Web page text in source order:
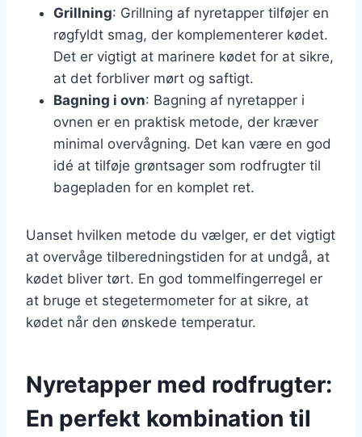
Grillning: Grillning af nyretapper tilføjer en
røgfyldt smag, der komplementerer kødet.
Det er vigtigt at marinere kødet for at sikre,
at det forbliver mørt og saftigt.
Bagning i ovn: Bagning af nyretapper i
ovnen er en praktisk metode, der kræver
minimal overvågning. Det kan være en god
idé at tilføje grøntsager som rodfrugter til
bagepladen for en komplet ret.
Uanset hvilken metode du vælger, er det vigtigt
at overvåge tilberedningstiden for at undgå, at
kødet bliver tørt. En god tommelfingerregel er
at bruge et stegetermometer for at sikre, at
kødet når den ønskede temperatur.
Nyretapper med rodfrugter:
En perfekt kombination til